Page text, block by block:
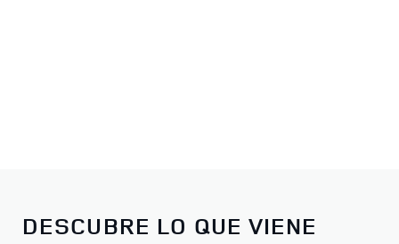
DESCUBRE LO QUE VIENE